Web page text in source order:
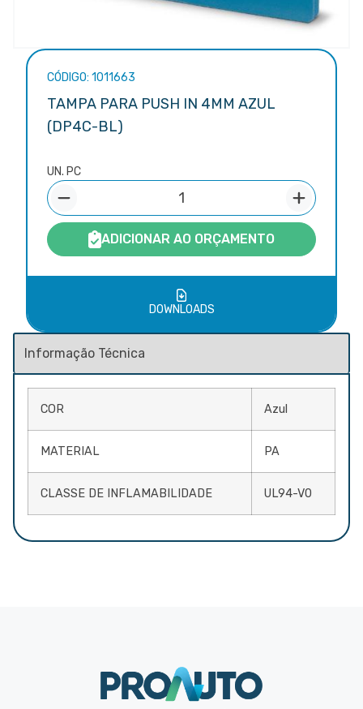
CÓDIGO: 1011663
TAMPA PARA PUSH IN 4MM AZUL
(DP4C-BL)
UN. PC
ADICIONAR AO ORÇAMENTO
DOWNLOADS
COR Azul
MATERIAL PA
CLASSE DE INFLAMABILIDADE UL94-V0